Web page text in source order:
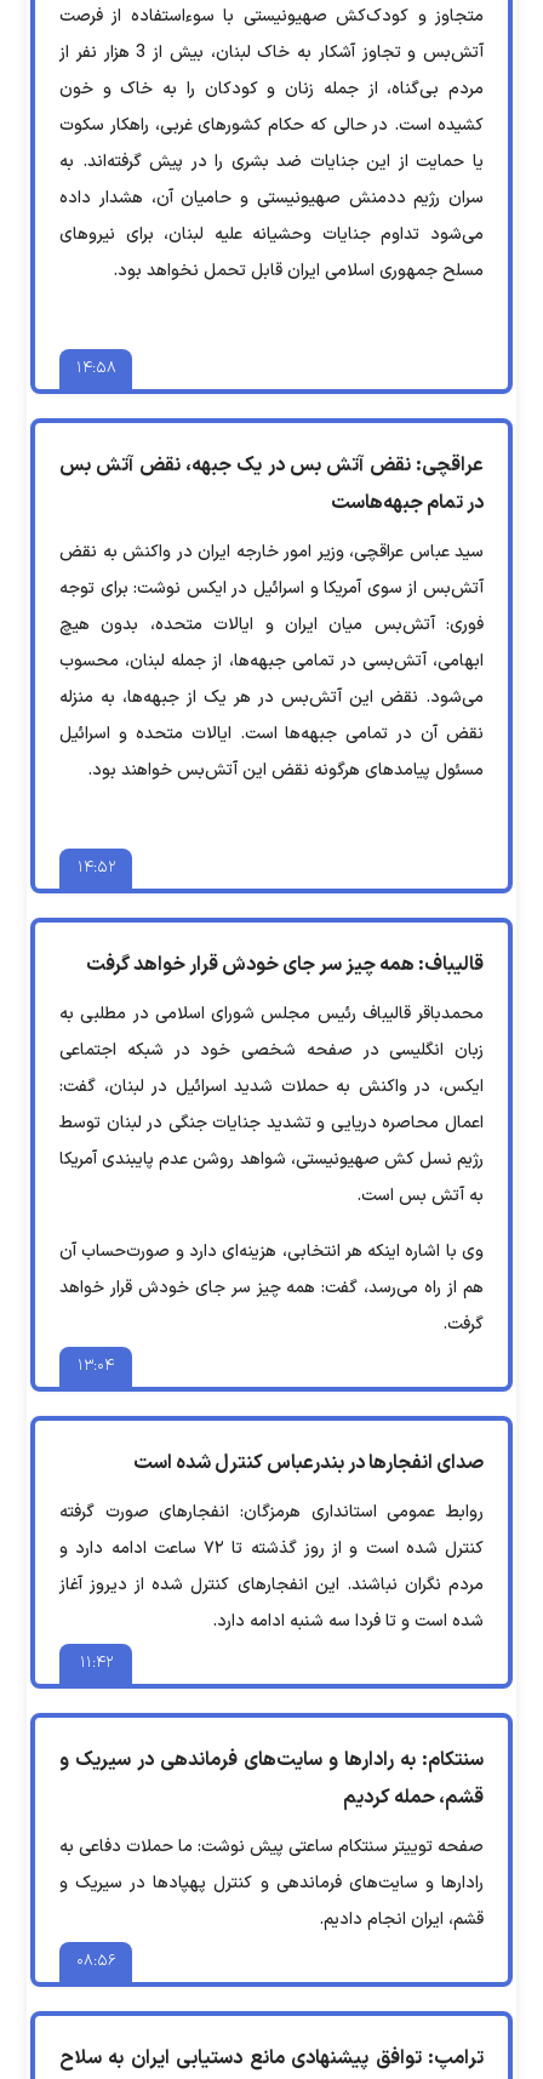
۱۴:۵۸
متجاوز و کودک‌کش صهیونیستی با سوءاستفاده از فرصت
آتش‌بس و تجاوز آشکار به خاک لبنان، بیش از 3 هزار نفر از
مردم بی‌گناه، از جمله زنان و کودکان را به خاک و خون
کشیده است. در حالی که حکام کشور‌های غربی، راهکار سکوت
یا حمایت از این جنایات ضد بشری را در پیش گرفته‌اند. به
سران رژیم ددمنش صهیونیستی و حامیان آن، هشدار داده
می‌شود تداوم جنایات وحشیانه علیه لبنان، برای نیروهای
مسلح جمهوری اسلامی ایران قابل تحمل نخواهد بود.
عراقچی: نقض آتش بس در یک جبهه، نقض آتش بس
در تمام جبهه‌هاست
۱۴:۵۲
سید عباس عراقچی، وزیر امور خارجه ایران در واکنش به نقض
آتش‌بس از سوی آمریکا و اسرائیل در ایکس نوشت: برای توجه
فوری: آتش‌بس میان ایران و ایالات متحده، بدون هیچ
ابهامی، آتش‌بسی در تمامی جبهه‌ها، از جمله لبنان، محسوب
می‌شود. نقض این آتش‌بس در هر یک از جبهه‌ها، به منزله
نقض آن در تمامی جبهه‌ها است. ایالات متحده و اسرائیل
مسئول پیامدهای هرگونه نقض این آتش‌بس خواهند بود.
قالیباف: همه چیز سر جای خودش قرار خواهد گرفت
۱۳:۰۴
محمدباقر قالیباف رئیس مجلس شورای اسلامی در مطلبی به
زبان انگلیسی در صفحه شخصی خود در شبکه اجتماعی
ایکس،‌ در واکنش به حملات شدید اسرائیل در لبنان، گفت:
اعمال محاصره دریایی و تشدید جنایات جنگی در لبنان توسط
رژیم نسل کش صهیونیستی، شواهد روشن عدم پایبندی آمریکا
به آتش بس است.
وی با اشاره اینکه هر انتخابی، هزینه‌ای دارد و صورت‌حساب آن
هم از راه می‌رسد، گفت: همه چیز سر جای خودش قرار خواهد
گرفت.
صدای انفجارها در بندرعباس کنترل شده است
۱۱:۴۲
روابط عمومی استانداری هرمزگان: انفجارهای صورت گرفته
کنترل شده است و از روز گذشته تا ۷۲ ساعت ادامه دارد و
مردم نگران نباشند. این انفجارهای کنترل شده از دیروز آغاز
شده است و تا فردا سه شنبه ادامه دارد.
سنتکام: به رادارها و سایت‌های فرماندهی در سیریک و
قشم، حمله کردیم
۰۸:۵۶
صفحه توییتر سنتکام ساعتی پیش نوشت: ما حملات دفاعی به
رادارها و سایت‌های فرماندهی و کنترل پهپادها در سیریک و
قشم، ایران انجام دادیم.
ترامپ: توافق پیشنهادی مانع دستیابی ایران به سلاح